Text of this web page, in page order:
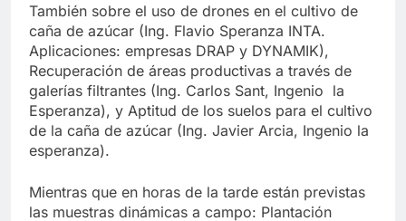
También sobre el uso de drones en el cultivo de
caña de azúcar (Ing. Flavio Speranza INTA.
Aplicaciones: empresas DRAP y DYNAMIK),
Recuperación de áreas productivas a través de
galerías filtrantes (Ing. Carlos Sant, Ingenio la
Esperanza), y Aptitud de los suelos para el cultivo
de la caña de azúcar (Ing. Javier Arcia, Ingenio la
esperanza).
Mientras que en horas de la tarde están previstas
las muestras dinámicas a campo: Plantación